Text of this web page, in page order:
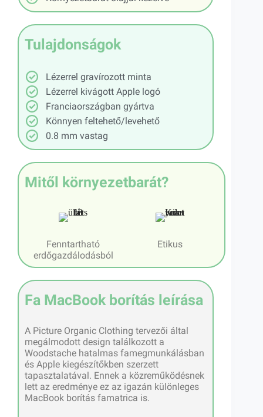
Tulajdonságok
Lézerrel gravírozott minta
Lézerrel kivágott Apple logó
Franciaországban gyártva
Könnyen feltehető/levehető
0.8 mm vastag
Mitől környezetbarát?
Fenntartható
erdőgazdálodásból
Etikus
Fa MacBook borítás leírása
A Picture Organic Clothing tervezői által
megálmodott design találkozott a
Woodstache hatalmas famegmunkálásban
és Apple kiegészítőkben szerzett
tapasztalatával. Ennek a közreműködésnek
lett az eredménye ez az igazán különleges
MacBook borítás famatrica is.